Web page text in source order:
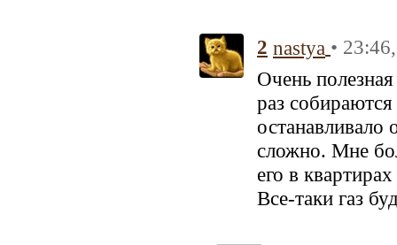
2 nastya •
Очень
раз
останавливало
сложно. Мне
его в
Все-таки газ